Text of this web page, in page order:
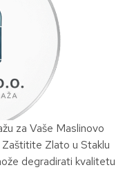
za Vaše Maslinovo
Zlato u Staklu
degradirati kvalitetu